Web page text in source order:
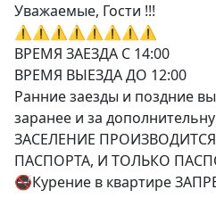
Уважаемые, Гости !!!
⚠️⚠️⚠️⚠️⚠️⚠️⚠️⚠️
ВРЕМЯ ЗАЕЗДА С 14:00
ВРЕМЯ ВЫЕЗДА ДО 12:00
Ранние заезды и поздние
заранее и за
ЗАСЕЛЕНИЕ
ПАСПОРТА, И ТОЛЬКО
🚭Курение в квартире